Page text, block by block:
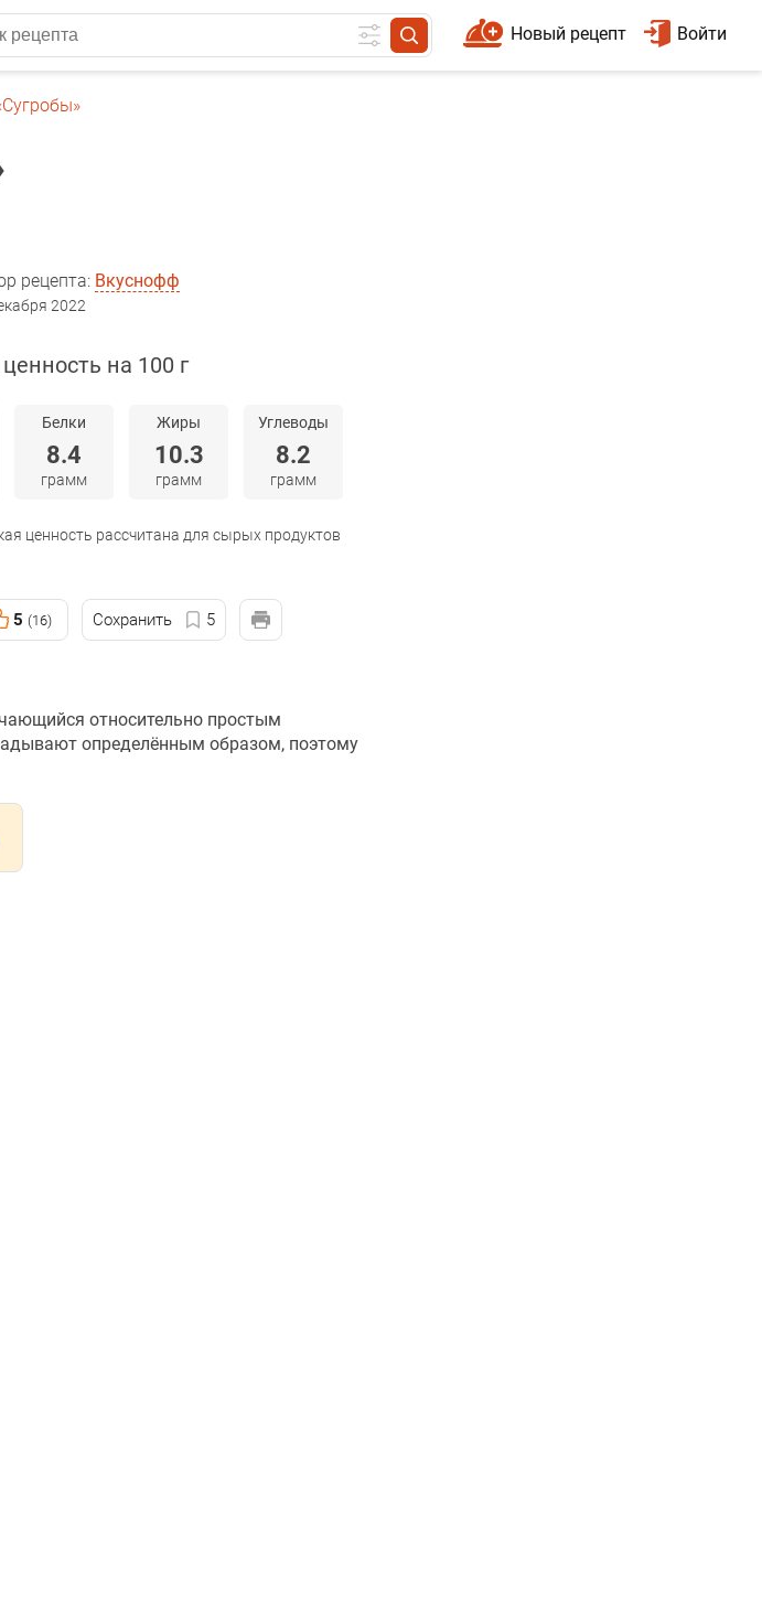
Войти
Новый рецепт
рецепта: Вкуснофф
2022
на 100 г
Белки
8.4
грамм
Жиры
10.3
грамм
Углеводы
8.2
грамм
ценность рассчитана для сырых продуктов
5 (16) Сохранить 5
относительно простым
определённым образом, поэтому